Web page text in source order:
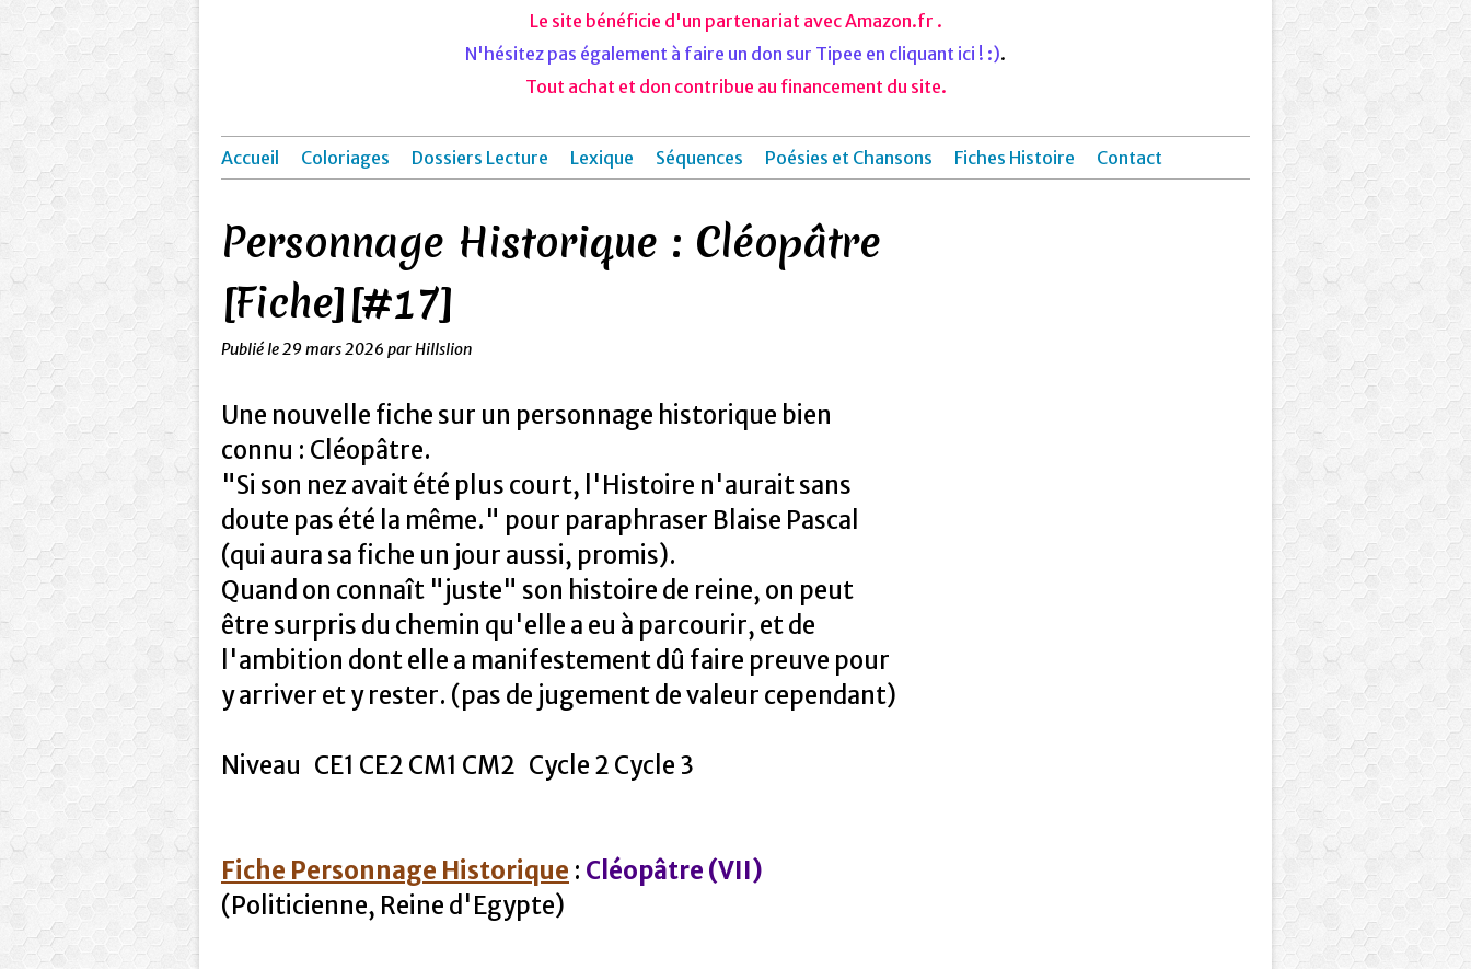
Le site bénéficie d'un partenariat avec Amazon.fr .
N'hésitez pas également à faire un don sur Tipee en cliquant ici ! :).
Tout achat et don contribue au financement du site.
Accueil Coloriages Dossiers Lecture Lexique Séquences Poésies et Chansons Fiches Histoire Contact
Personnage Historique : Cléopâtre
[Fiche][#17]
Publié le29 mars 2026 par Hillslion
Une nouvelle fiche sur un personnage historique bien
connu : Cléopâtre.
"Si son nez avait été plus court, l'Histoire n'aurait sans
doute pas été la même." pour paraphraser Blaise Pascal
(qui aura sa fiche un jour aussi, promis).
Quand on connaît "juste" son histoire de reine, on peut
être surpris du chemin qu'elle a eu à parcourir, et de
l'ambition dont elle a manifestement dû faire preuve pour
y arriver et y rester. (pas de jugement de valeur cependant)
Niveau CE1 CE2 CM1 CM2 Cycle 2 Cycle 3
Fiche Personnage Historique : Cléopâtre (VII)
(Politicienne, Reine d'Egypte)